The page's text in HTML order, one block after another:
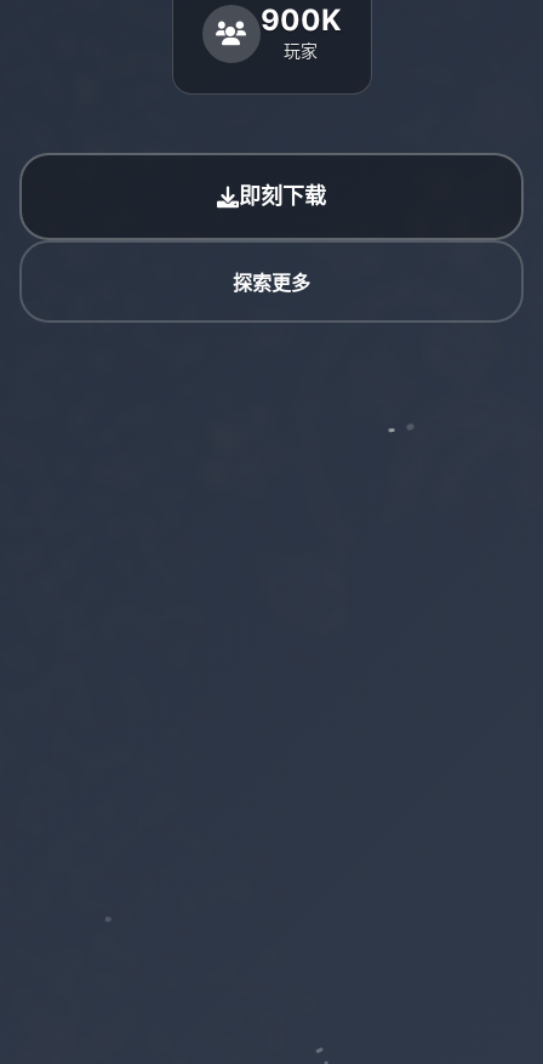
900K
玩家
即刻下载
探索更多